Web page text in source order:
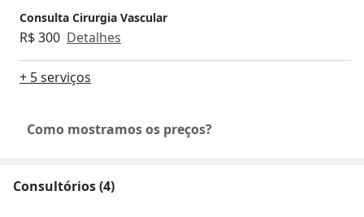
Consulta Cirurgia Vascular
R$ 300 Detalhes
+ 5 serviços
Como mostramos os preços?
Consultórios (4)